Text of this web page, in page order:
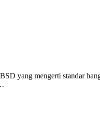
yang mengerti standar